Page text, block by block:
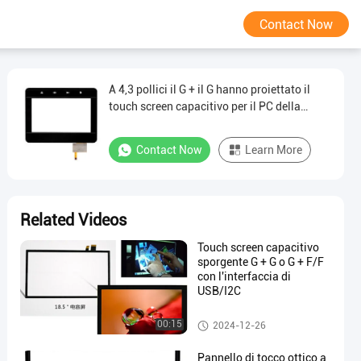
Contact Now
A 4,3 pollici il G + il G hanno proiettato il
touch screen capacitivo per il PC della
Contact Now Learn More
Related Videos
00:15
Touch screen capacitivo
sporgente G + G o G + F/F
con l'interfaccia di
USB/I2C
Touch screen capacitivo su or
dinazione
2024-12-26
Pannello di tocco ottico a